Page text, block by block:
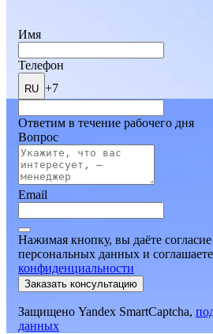
Имя
Телефон
RU +7
Ответим в течение рабочего дня
Вопрос
Email
Нажимая кнопку, вы даёте
персональных данных и
конфиденциальности
Заказать консультацию
Защищено Yandex SmartCaptcha,
данных